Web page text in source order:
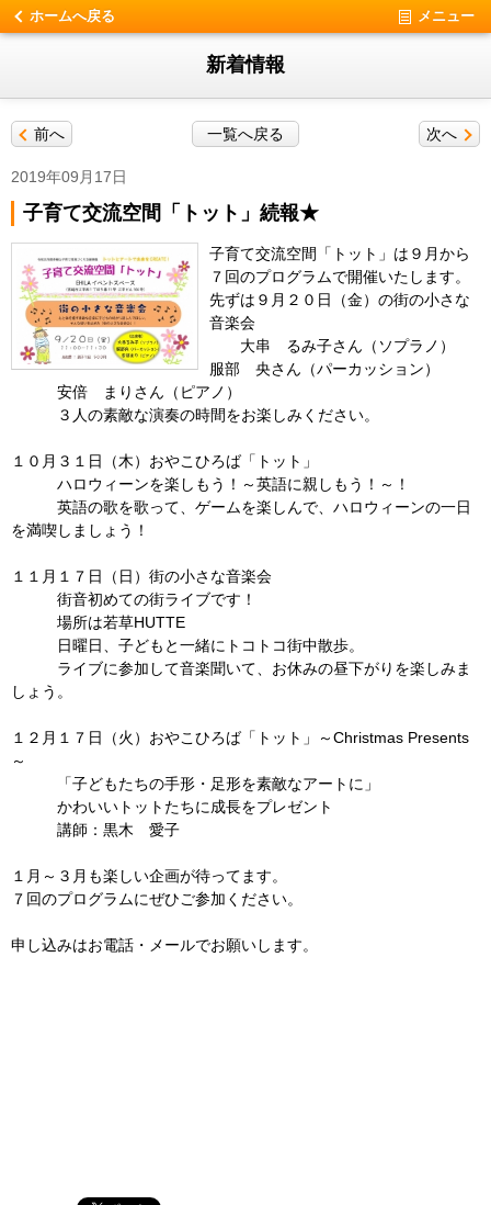
ホームへ戻る メニュー
新着情報
次へ
前へ 一覧へ戻る
2019年09月17日
子育て交流空間「トット」続報★
子育て交流空間「トット」は９月から
７回のプログラムで開催いたします。
先ずは９月２０日（金）の街の小さな
音楽会
大串 るみ子さん（ソプラノ）
服部 央さん（パーカッション）
安倍 まりさん（ピアノ）
３人の素敵な演奏の時間をお楽しみください。
１０月３１日（木）おやこひろば「トット」
ハロウィーンを楽しもう！～英語に親しもう！～！
英語の歌を歌って、ゲームを楽しんで、ハロウィーンの一日
を満喫しましょう！
１１月１７日（日）街の小さな音楽会
街音初めての街ライブです！
場所は若草HUTTE
日曜日、子どもと一緒にトコトコ街中散歩。
ライブに参加して音楽聞いて、お休みの昼下がりを楽しみま
しょう。
１２月１７日（火）おやこひろば「トット」～Christmas Presents
～
「子どもたちの手形・足形を素敵なアートに」
かわいいトットたちに成長をプレゼント
講師：黒木 愛子
１月～３月も楽しい企画が待ってます。
７回のプログラムにぜひご参加ください。
申し込みはお電話・メールでお願いします。